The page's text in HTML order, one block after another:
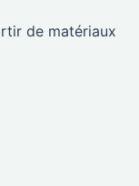
de matériaux